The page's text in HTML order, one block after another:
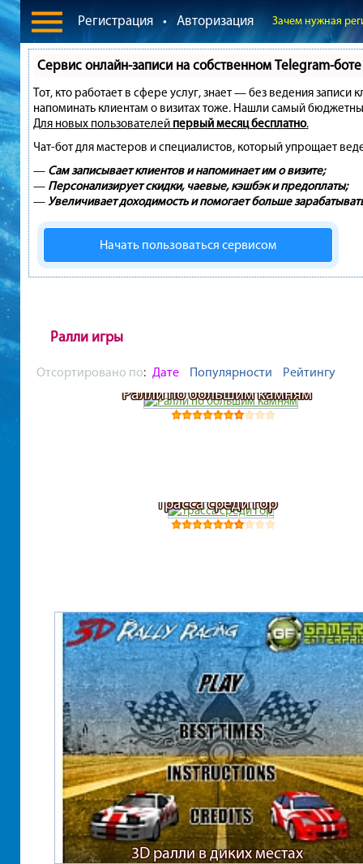
Регистрация • Авторизация Зачем нужная
Сервис онлайн-записи на собственном Telegram-боте
Тот, кто работает в сфере услуг, знает — без ведения
напоминать клиентам о визитах тоже. Нашли самый
Для новых пользователей первый месяц бесплатно.
Чат-бот для мастеров и специалистов, который упрощает
— Сам записывает клиентов и напоминает им о визите;
— Персонализирует скидки, чаевые, кэшбэк и предоплаты;
—Увеличивает доходимость и помогает больше
Начать пользоваться сервисом
Ралли игры
Отсортировано по: Дате Популярности Рейтингу
Ралли по большим камням
Трасса среди гор
3D ралли в диких местах